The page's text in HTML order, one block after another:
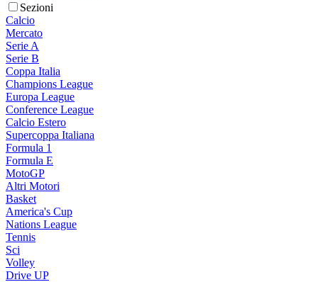
Sezioni
Calcio
Mercato
Serie A
Serie B
Coppa Italia
Champions League
Europa League
Conference League
Calcio Estero
Supercoppa Italiana
Formula 1
Formula E
MotoGP
Altri Motori
Basket
America's Cup
Nations League
Tennis
Sci
Volley
Drive UP